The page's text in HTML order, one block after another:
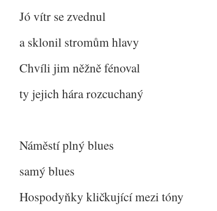
Jó vítr se zvednul
a sklonil stromům hlavy
Chvíli jim něžně fénoval
ty jejich hára rozcuchaný
Náměstí plný blues
samý blues
Hospodyňky kličkující mezi tóny